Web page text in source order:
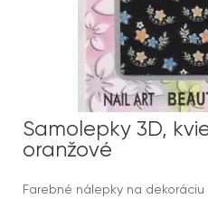
Samolepky 3D,
oranžové
Farebné nálepky na